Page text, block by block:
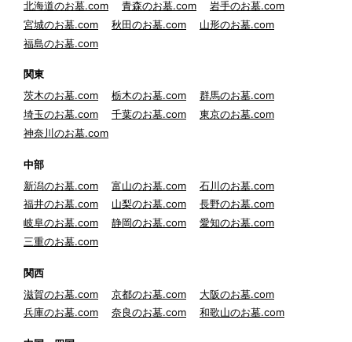
北海道のお墓.com
青森のお墓.com
岩手のお墓.com
宮城のお墓.com
秋田のお墓.com
山形のお墓.com
福島のお墓.com
関東
茨木のお墓.com
栃木のお墓.com
群馬のお墓.com
埼玉のお墓.com
千葉のお墓.com
東京のお墓.com
神奈川のお墓.com
中部
新潟のお墓.com
富山のお墓.com
石川のお墓.com
福井のお墓.com
山梨のお墓.com
長野のお墓.com
岐阜のお墓.com
静岡のお墓.com
愛知のお墓.com
三重のお墓.com
関西
滋賀のお墓.com
京都のお墓.com
大阪のお墓.com
兵庫のお墓.com
奈良のお墓.com 和歌山のお墓.com